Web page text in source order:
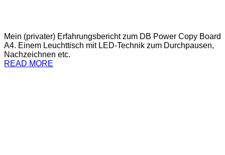
Mein (privater) Erfahrungsbericht zum DB Power Copy Board
A4. Einem Leuchttisch mit LED-Technik zum Durchpausen,
Nachzeichnen etc.
READ MORE